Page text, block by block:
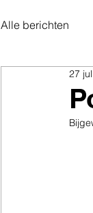
Alle berichten
27